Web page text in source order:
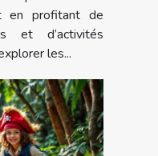
en profitant de
et d’activités
les...